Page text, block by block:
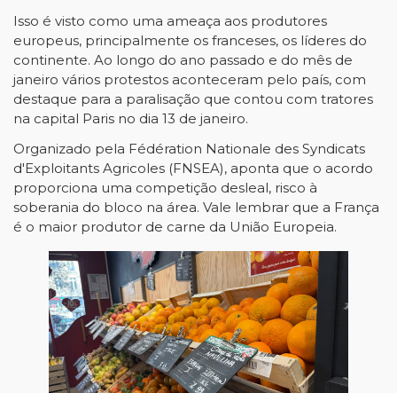
Isso é visto como uma ameaça aos produtores
europeus, principalmente os franceses, os líderes do
continente. Ao longo do ano passado e do mês de
janeiro vários protestos aconteceram pelo país, com
destaque para a paralisação que contou com tratores
na capital Paris no dia 13 de janeiro.
Organizado pela Fédération Nationale des Syndicats
d'Exploitants Agricoles (FNSEA), aponta que o acordo
proporciona uma competição desleal, risco à
soberania do bloco na área. Vale lembrar que a França
é o maior produtor de carne da União Europeia.